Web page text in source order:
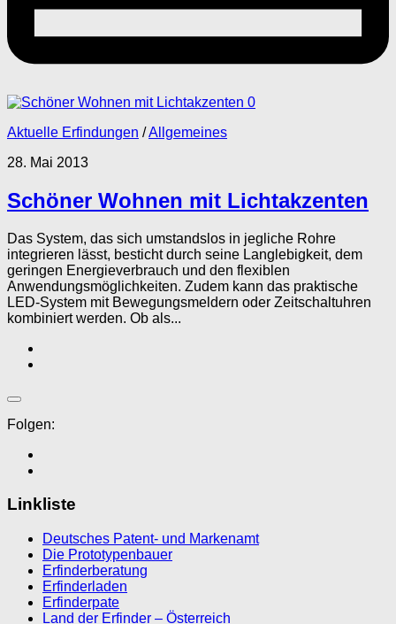
0
Aktuelle Erfindungen /Allgemeines
28. Mai 2013
Schöner Wohnen mit Lichtakzenten
Das System, das sich umstandslos in jegliche Rohre
integrieren lässt, besticht durch seine Langlebigkeit, dem
geringen Energieverbrauch und den flexiblen
Anwendungsmöglichkeiten. Zudem kann das praktische
LED-System mit Bewegungsmeldern oder Zeitschaltuhren
kombiniert werden. Ob als...
Folgen:
Linkliste
Deutsches Patent- und Markenamt
Die Prototypenbauer
Erfinderberatung
Erfinderladen
Erfinderpate
Land der Erfinder – Österreich